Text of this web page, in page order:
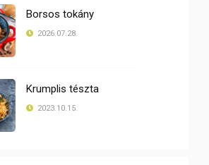
Borsos tokány
2026.07.28.
Krumplis tészta
2023.10.15.